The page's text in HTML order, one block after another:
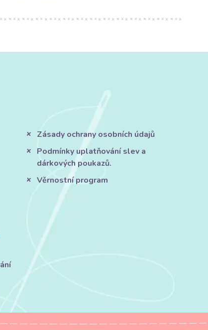
Zásady ochrany osobních údajů
Podmínky uplatňování slev a
dárkových poukazů.
Věrnostní program